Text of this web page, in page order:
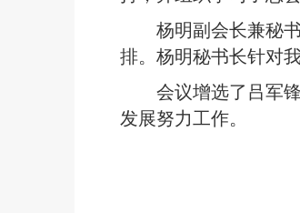
杨明副会长兼秘
排。杨明秘书长针对
会议增选了吕军
发展努力工作。